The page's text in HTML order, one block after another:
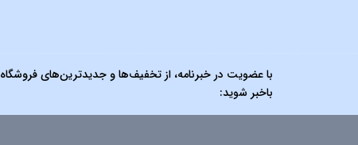
با عضویت در خبرنامه، از تخفیف‌ها و جدیدترین‌های فروشگاه
باخبر شوید: